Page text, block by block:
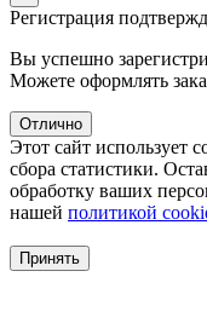
Регистрация
Вы успешно
Можете оформлять
Отлично
Этот сайт использует
сбора статистики.
обработку ваших
нашей политикой
Принять